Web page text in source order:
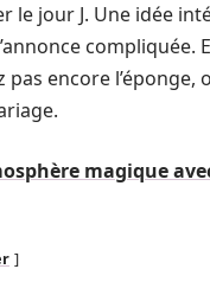
jour J. Une idée
encore
magique